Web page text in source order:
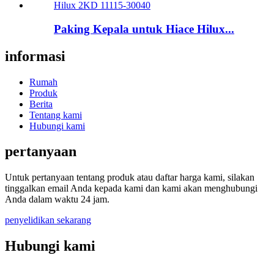
Paking Kepala untuk Hiace Hilux...
informasi
Rumah
Produk
Berita
Tentang kami
Hubungi kami
pertanyaan
Untuk pertanyaan tentang produk atau daftar harga kami, silakan
tinggalkan email Anda kepada kami dan kami akan menghubungi
Anda dalam waktu 24 jam.
penyelidikan sekarang
Hubungi kami